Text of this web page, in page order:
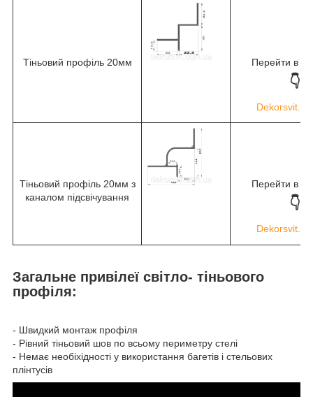
Тіньовий профіль 20мм Перейти в
👇
Тіньовий профіль 20мм з
каналом підсвічування
Перейти в
👇
Загальне привілеї світло- тіньового
профіля:
- Швидкий монтаж профіля
- Рівний тіньовий шов по всьому периметру стелі
- Немає необіхідності у використання багетів і стельових
плінтусів